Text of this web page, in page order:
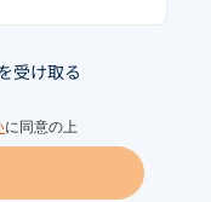
受け取る
に同意の上